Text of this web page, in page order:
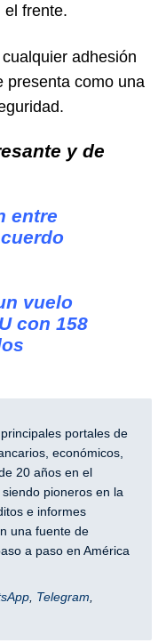
el frente.
adhesión
presenta como una
y de
entre
vuelo
con 158
portales de
económicos,
20 años en el
pioneros en la
e informes
una fuente de
a paso en América
Telegram